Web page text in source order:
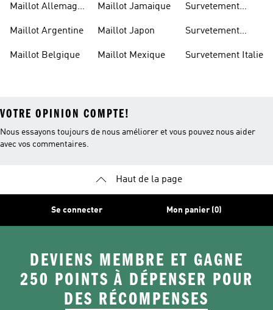
Maillot Allemagne
Maillot Argentine
Maillot Belgique
Maillot Jamaique
Maillot Japon
Maillot Mexique
Survetement
Survetement
Survetement Italie
VOTRE OPINION COMPTE!
Nous essayons toujours de nous améliorer et vous pouvez nous aider
avec vos commentaires.
Haut de la page
Se connecter Mon panier (0)
DEVIENS MEMBRE ET GAGNE
250 POINTS À DÉPENSER POUR
DES RÉCOMPENSES